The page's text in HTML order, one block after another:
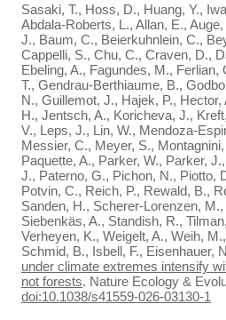
Sasaki, T., Hoss, D., Huang, Y.,
Abdala-Roberts, L., Allan, E.,
J., Baum, C., Beierkuhnlein, C.,
Cappelli, S., Chu, C., Craven, D.,
Ebeling, A., Fagundes, M., Ferlian,
T., Gendrau-Berthiaume, B.,
N., Guillemot, J., Hajek, P.,
H., Jentsch, A., Koricheva, J.,
V., Leps, J., Lin, W., Mendoza-
Messier, C., Meyer, S.,
Paquette, A., Parker, W., Parker,
J., Paterno, G., Pichon, N., Piotto,
Potvin, C., Reich, P., Rewald, B.,
Sanden, H., Scherer-Lorenzen,
Siebenkäs, A., Standish, R.,
Verheyen, K., Weigelt, A., Weih,
Schmid, B., Isbell, F., Eisenhauer,
under climate extremes intensify
not forests. Nature Ecology &
doi:10.1038/s41559-026-03130-1